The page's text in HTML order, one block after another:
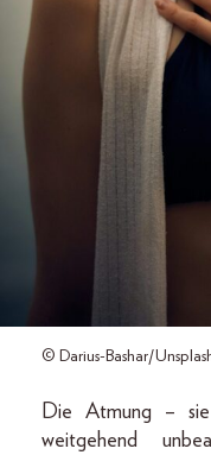
© Darius-Bashar/
Die Atmung – sie
weitgehend